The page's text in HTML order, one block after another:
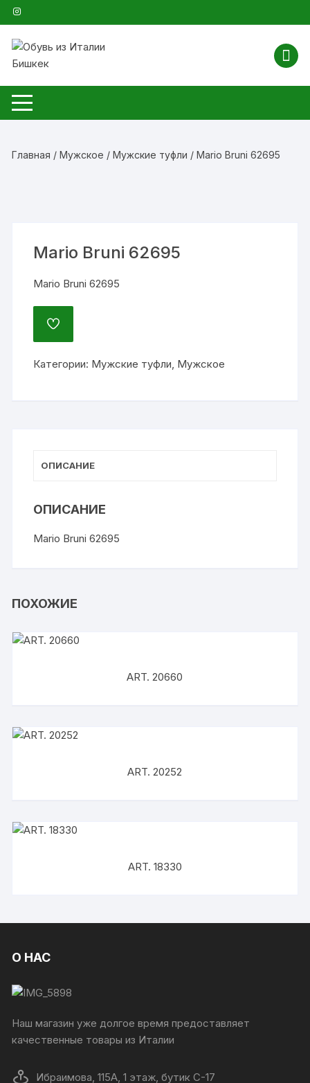
Перейти
к
содержимому
Главная /Мужское /Мужские туфли / Mario Bruni 62695
Mario Bruni 62695
Mario Bruni 62695
ДОБАВИТЬ
Категории: Мужские туфли, Мужское
ОПИСАНИЕ
ОПИСАНИЕ
Mario Bruni 62695
ПОХОЖИЕ
ART. 20660
ART. 20252
ART. 18330
О НАС
Наш магазин уже долгое время предоставляет
качественные товары из Италии
Ибраимова, 115А, 1 этаж, бутик C-17